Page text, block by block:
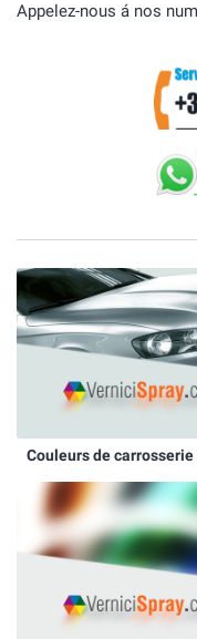
Appelez-nous á nos
Couleurs de